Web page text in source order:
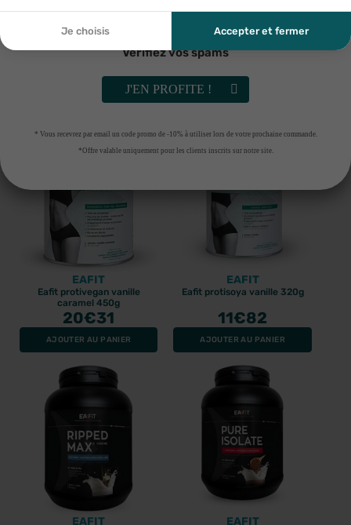
EAFIT
Eafit pure whey chocolat
€91
EAFIT
Eafit ripped max caséine fraise
38€39
EAFIT
Eafit protivegan vanille
caramel 450g
20€31
AJOUTER AU PANIER
EAFIT
Eafit protisoya vanille 320g
11€82
AJOUTER AU PANIER
EAFIT EAFIT
Je choisis Accepter et fermer
ma demande et de la relation commerciale qui peut en
découler. Vous référer à la politique de confidentialité.
Vérifiez vos spams
J'EN PROFITE !
* Vous recevrez par email un code promo de -10% à utiliser lors de votre prochaine commande.
*Offre valable uniquement pour les clients inscrits sur notre site.